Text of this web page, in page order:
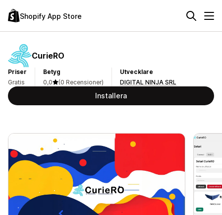
Shopify App Store
CurieRO
Priser
Gratis
Betyg
0,0
(0 Recensioner)
Utvecklare
DIGITAL NINJA SRL
Installera